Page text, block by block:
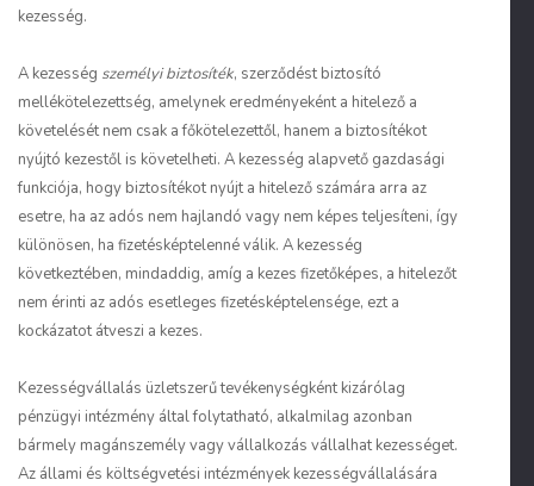
kezesség.
A kezesség személyi biztosíték, szerződést biztosító
mellékötelezettség, amelynek eredményeként a hitelező a
követelését nem csak a főkötelezettől, hanem a biztosítékot
nyújtó kezestől is követelheti. A kezesség alapvető gazdasági
funkciója, hogy biztosítékot nyújt a hitelező számára arra az
esetre, ha az adós nem hajlandó vagy nem képes teljesíteni, így
különösen, ha fizetésképtelenné válik. A kezesség
következtében, mindaddig, amíg a kezes fizetőképes, a hitelezőt
nem érinti az adós esetleges fizetésképtelensége, ezt a
kockázatot átveszi a kezes.
Kezességvállalás üzletszerű tevékenységként kizárólag
pénzügyi intézmény által folytatható, alkalmilag azonban
bármely magánszemély vagy vállalkozás vállalhat kezességet.
Az állami és költségvetési intézmények kezességvállalására